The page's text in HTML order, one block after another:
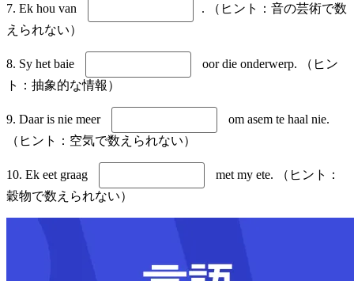
7. Ek hou van
. （ヒント：音の芸術で数
えられない）
8. Sy het baie
oor die onderwerp. （ヒン
ト：抽象的な情報）
9. Daar is nie meer
om asem te haal nie.
（ヒント：空気で数えられない）
10. Ek eet graag
met my ete. （ヒント：
穀物で数えられない）